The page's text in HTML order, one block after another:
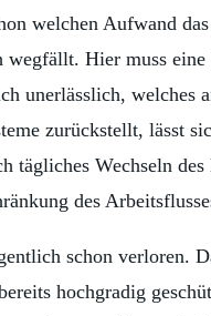
welchen Aufwand
wegfällt. Hier muss
unerlässlich,
zurückstellt, lässt
Wechseln
des
schon verloren.
hochgradig